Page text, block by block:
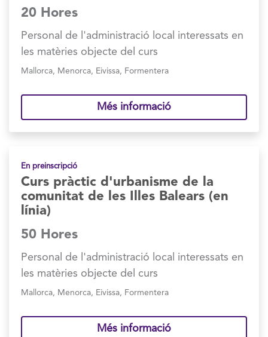
20 Hores
Personal de l'administració local interessats en
les matèries objecte del curs
Mallorca, Menorca, Eivissa, Formentera
Més informació
En preinscripció
Curs pràctic d'urbanisme de la
comunitat de les Illes Balears (en
línia)
50 Hores
Personal de l'administració local interessats en
les matèries objecte del curs
Mallorca, Menorca, Eivissa, Formentera
Més informació